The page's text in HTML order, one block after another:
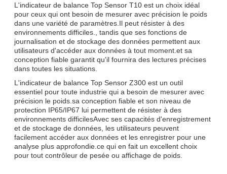
L'indicateur de balance Top Sensor T10 est un choix idéal
pour ceux qui ont besoin de mesurer avec précision le poids
dans une variété de paramètres.Il peut résister à des
environnements difficiles., tandis que ses fonctions de
journalisation et de stockage des données permettent aux
utilisateurs d'accéder aux données à tout moment.et sa
conception fiable garantit qu'il fournira des lectures précises
dans toutes les situations.
L'indicateur de balance Top Sensor Z300 est un outil
essentiel pour toute industrie qui a besoin de mesurer avec
précision le poids.sa conception fiable et son niveau de
protection IP65/IP67 lui permettent de résister à des
environnements difficilesAvec ses capacités d'enregistrement
et de stockage de données, les utilisateurs peuvent
facilement accéder aux données et les enregistrer pour une
analyse plus approfondie.ce qui en fait un excellent choix
pour tout contrôleur de pesée ou affichage de poids.